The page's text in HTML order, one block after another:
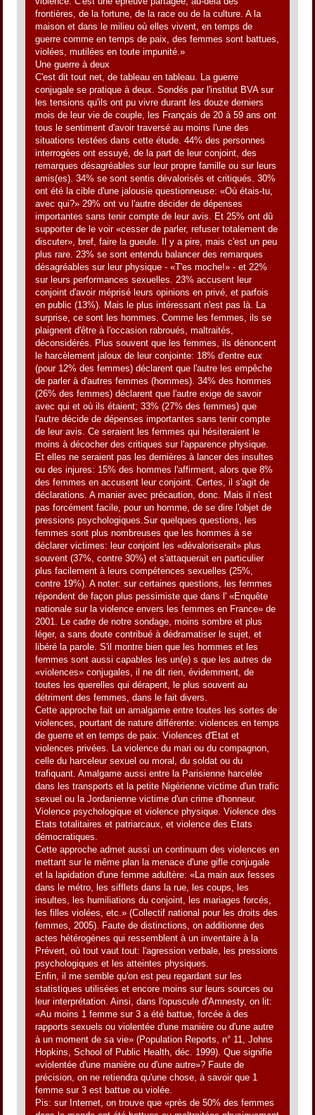
frontières, de la fortune, de la race ou de la culture. A la
maison et dans le milieu où elles vivent, en temps de
guerre comme en temps de paix, des femmes sont battues,
violées, mutilées en toute impunité.»
Une guerre à deux
C'est dit tout net, de tableau en tableau. La guerre
conjugale se pratique à deux. Sondés par l'institut BVA sur
les tensions qu'ils ont pu vivre durant les douze derniers
mois de leur vie de couple, les Français de 20 à 59 ans ont
tous le sentiment d'avoir traversé au moins l'une des
situations testées dans cette étude. 44% des personnes
interrogées ont essuyé, de la part de leur conjoint, des
remarques désagréables sur leur propre famille ou sur leurs
amis(es). 34% se sont sentis dévalorisés et critiqués. 30%
ont été la cible d'une jalousie questionneuse: «Où étais-tu,
avec qui?» 29% ont vu l'autre décider de dépenses
importantes sans tenir compte de leur avis. Et 25% ont dû
supporter de le voir «cesser de parler, refuser totalement de
discuter», bref, faire la gueule. Il y a pire, mais c'est un peu
plus rare. 23% se sont entendu balancer des remarques
désagréables sur leur physique - «T'es moche!» - et 22%
sur leurs performances sexuelles. 23% accusent leur
conjoint d'avoir méprisé leurs opinions en privé, et parfois
en public (13%). Mais le plus intéressant n'est pas là. La
surprise, ce sont les hommes. Comme les femmes, ils se
plaignent d'être à l'occasion rabroués, maltraités,
déconsidérés. Plus souvent que les femmes, ils dénoncent
le harcèlement jaloux de leur conjointe: 18% d'entre eux
(pour 12% des femmes) déclarent que l'autre les empêche
de parler à d'autres femmes (hommes). 34% des hommes
(26% des femmes) déclarent que l'autre exige de savoir
avec qui et où ils étaient; 33% (27% des femmes) que
l'autre décide de dépenses importantes sans tenir compte
de leur avis. Ce seraient les femmes qui hésiteraient le
moins à décocher des critiques sur l'apparence physique.
Et elles ne seraient pas les dernières à lancer des insultes
ou des injures: 15% des hommes l'affirment, alors que 8%
des femmes en accusent leur conjoint. Certes, il s'agit de
déclarations. A manier avec précaution, donc. Mais il n'est
pas forcément facile, pour un homme, de se dire l'objet de
pressions psychologiques.Sur quelques questions, les
femmes sont plus nombreuses que les hommes à se
déclarer victimes: leur conjoint les «dévaloriserait» plus
souvent (37%, contre 30%) et s'attaquerait en particulier
plus facilement à leurs compétences sexuelles (25%,
contre 19%). A noter: sur certaines questions, les femmes
répondent de façon plus pessimiste que dans l' «Enquête
nationale sur la violence envers les femmes en France» de
2001. Le cadre de notre sondage, moins sombre et plus
léger, a sans doute contribué à dédramatiser le sujet, et
libéré la parole. S'il montre bien que les hommes et les
femmes sont aussi capables les un(e) s que les autres de
«violences» conjugales, il ne dit rien, évidemment, de
toutes les querelles qui dérapent, le plus souvent au
détriment des femmes, dans le fait divers.
Cette approche fait un amalgame entre toutes les sortes de
violences, pourtant de nature différente: violences en temps
de guerre et en temps de paix. Violences d'Etat et
violences privées. La violence du mari ou du compagnon,
celle du harceleur sexuel ou moral, du soldat ou du
trafiquant. Amalgame aussi entre la Parisienne harcelée
dans les transports et la petite Nigérienne victime d'un trafic
sexuel ou la Jordanienne victime d'un crime d'honneur.
Violence psychologique et violence physique. Violence des
Etats totalitaires et patriarcaux, et violence des Etats
démocratiques.
Cette approche admet aussi un continuum des violences en
mettant sur le même plan la menace d'une gifle conjugale
et la lapidation d'une femme adultère: «La main aux fesses
dans le métro, les sifflets dans la rue, les coups, les
insultes, les humiliations du conjoint, les mariages forcés,
les filles violées, etc.» (Collectif national pour les droits des
femmes, 2005). Faute de distinctions, on additionne des
actes hétérogènes qui ressemblent à un inventaire à la
Prévert, où tout vaut tout: l'agression verbale, les pressions
psychologiques et les atteintes physiques.
Enfin, il me semble qu'on est peu regardant sur les
statistiques utilisées et encore moins sur leurs sources ou
leur interprétation. Ainsi, dans l'opuscule d'Amnesty, on lit:
«Au moins 1 femme sur 3 a été battue, forcée à des
rapports sexuels ou violentée d'une manière ou d'une autre
à un moment de sa vie» (Population Reports, n° 11, Johns
Hopkins, School of Public Health, déc. 1999). Que signifie
«violentée d'une manière ou d'une autre»? Faute de
précision, on ne retiendra qu'une chose, à savoir que 1
femme sur 3 est battue ou violée.
Pis: sur Internet, on trouve que «près de 50% des femmes